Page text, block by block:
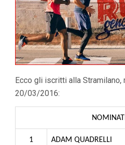
Ecco gli iscritti alla Stramilano,
20/03/2016:
1 ADAM QUADRELLI